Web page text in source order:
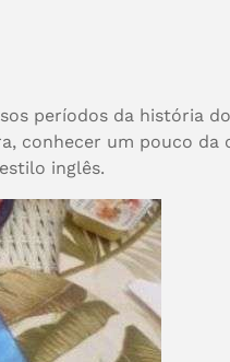
períodos da história
conhecer um pouco
inglês.